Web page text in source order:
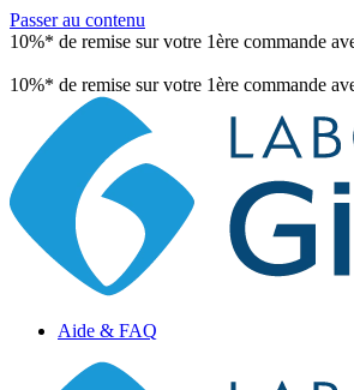
Passer au contenu
10%* de remise sur votre 1ère commande
10%* de remise sur votre 1ère commande
Aide & FAQ